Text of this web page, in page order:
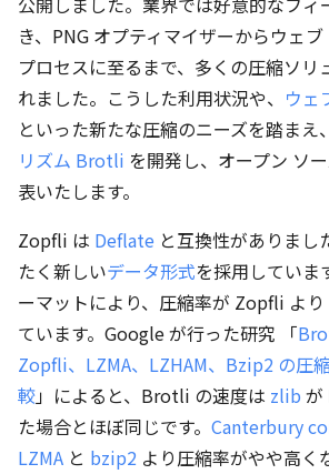
き、PNG オプティマイザーからウェ
プロセスに至るまで、多くの圧縮ソリ
れました。こうした利用状況や、 ウェ
といった新たな圧縮のニーズを踏まえ
リズム Brotli を開発し、オープン ソ
表いたします。
Zopfli は Deflate と互換性がありま
たく新しいデータ形式を採用していま
ーマットにより、圧縮率が Zopfli よ
ています。Google が行った研究 「
Zopfli、LZMA、LZHAM、Bzip2 の圧
較」によると、Brotli の速度は zlib が
た場合とほぼ同じです。 Canterbury
LZMA と bzip2 より圧縮率がやや高く